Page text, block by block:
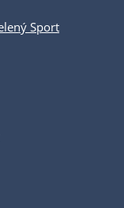
Sport